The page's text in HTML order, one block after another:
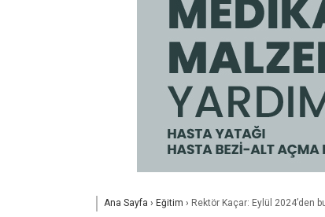
Ana Sayfa › Eğitim › Rektör Kaçar: Eylül 2024’den